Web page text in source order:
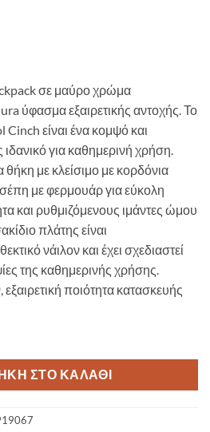
σε μαύρο χρώμα
ύφασμα εξαιρετικής αντοχής.Το
είναι ένα κομψό και
για καθημερινή χρήση.
με κλείσιμο με κορδόνια
με φερμουάρ για εύκολη
και ρυθμιζόμενους ιμάντες ώμου
πλάτης είναι
νάιλον και έχει σχεδιαστεί
της καθημερινής χρήσης.
ποιότητα κατασκευής
ΣΤΟ ΚΑΛΑΘΙ